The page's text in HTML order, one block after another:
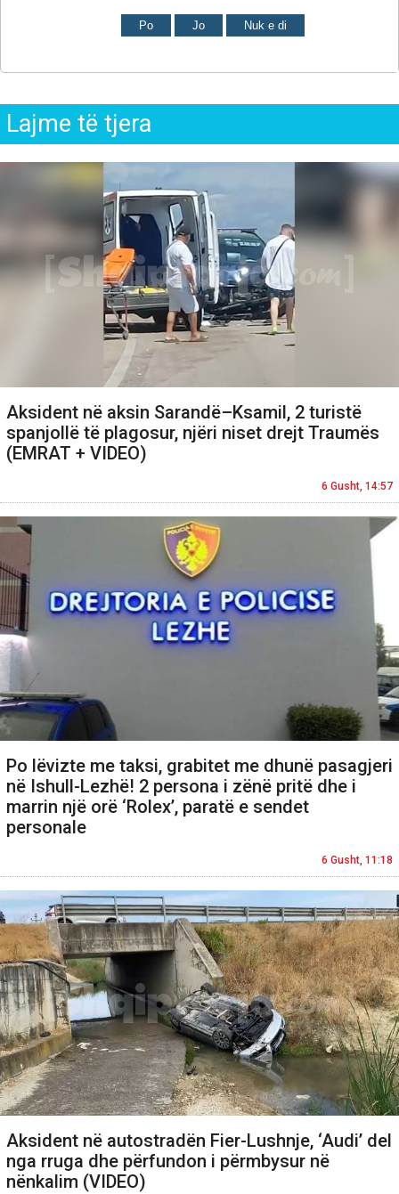
Po Jo Nuk e di
Lajme të tjera
Aksident në aksin Sarandë–Ksamil, 2 turistë
spanjollë të plagosur, njëri niset drejt Traumës
(EMRAT + VIDEO)
6 Gusht, 14:57
Po lëvizte me taksi, grabitet me dhunë pasagjeri
në Ishull-Lezhë! 2 persona i zënë pritë dhe i
marrin një orë ‘Rolex’, paratë e sendet
personale
6 Gusht, 11:18
Aksident në autostradën Fier-Lushnje, ‘Audi’ del
nga rruga dhe përfundon i përmbysur në
nënkalim (VIDEO)